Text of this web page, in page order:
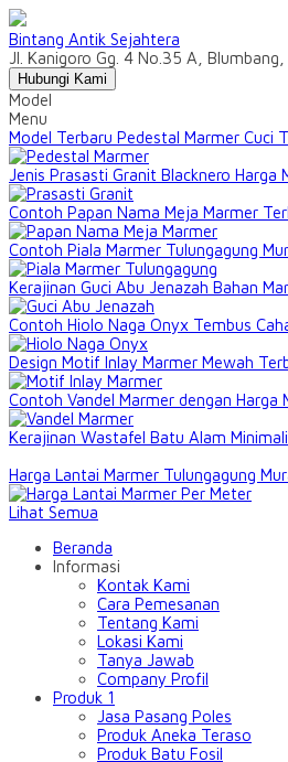
Bintang Antik Sejahtera
Jl. Kanigoro Gg. 4 No.35 A,
Hubungi Kami
Model
Menu
Model Terbaru Pedestal Marmer Cuci
Jenis Prasasti Granit Blacknero Harga
Contoh Papan Nama Meja Marmer
Contoh Piala Marmer Tulungagung
Kerajinan Guci Abu Jenazah Bahan
Contoh Hiolo Naga Onyx Tembus
Design Motif Inlay Marmer Mewah
Contoh Vandel Marmer dengan Harga
Kerajinan Wastafel Batu Alam
Harga Lantai Marmer Tulungagung
Lihat Semua
Beranda
Informasi
Kontak Kami
Cara Pemesanan
Tentang Kami
Lokasi Kami
Tanya Jawab
Company Profil
Produk 1
Jasa Pasang Poles
Produk Aneka Teraso
Produk Batu Fosil